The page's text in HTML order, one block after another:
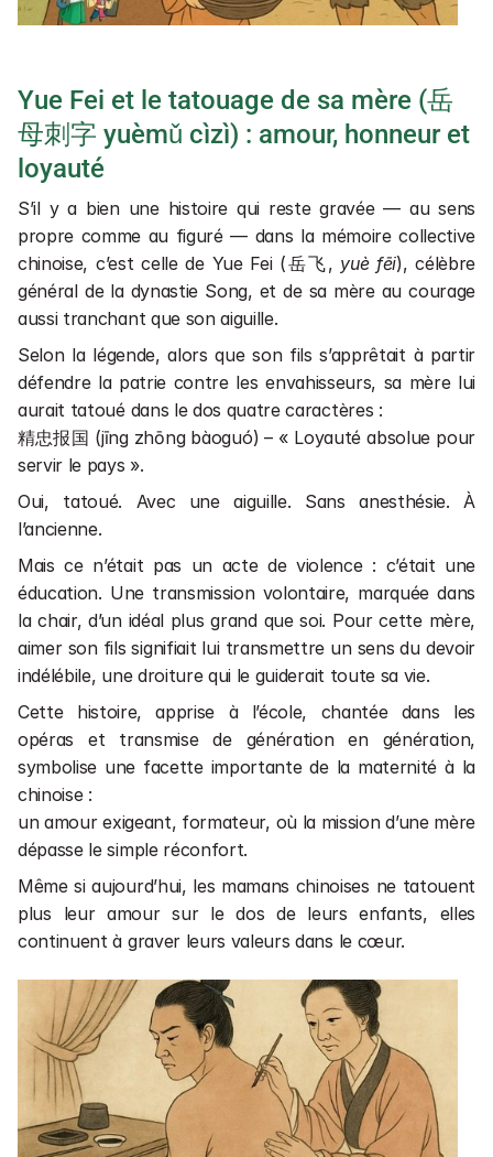
Yue Fei et le tatouage de sa mère (岳
母刺字 yuèmǔ cìzì) : amour, honneur et
loyauté
S’il y a bien une histoire qui reste gravée — au sens
propre comme au figuré — dans la mémoire collective
chinoise, c’est celle de Yue Fei (岳飞, yuè fēi), célèbre
général de la dynastie Song, et de sa mère au courage
aussi tranchant que son aiguille.
Selon la légende, alors que son fils s’apprêtait à partir
défendre la patrie contre les envahisseurs, sa mère lui
aurait tatoué dans le dos quatre caractères :
精忠报国 (jīng zhōng bàoguó) – « Loyauté absolue pour
servir le pays ».
Oui, tatoué. Avec une aiguille. Sans anesthésie. À
l’ancienne.
Mais ce n’était pas un acte de violence : c’était une
éducation. Une transmission volontaire, marquée dans
la chair, d’un idéal plus grand que soi. Pour cette mère,
aimer son fils signifiait lui transmettre un sens du devoir
indélébile, une droiture qui le guiderait toute sa vie.
Cette histoire, apprise à l’école, chantée dans les
opéras et transmise de génération en génération,
symbolise une facette importante de la maternité à la
chinoise :
un amour exigeant, formateur, où la mission d’une mère
dépasse le simple réconfort.
Même si aujourd’hui, les mamans chinoises ne tatouent
plus leur amour sur le dos de leurs enfants, elles
continuent à graver leurs valeurs dans le cœur.